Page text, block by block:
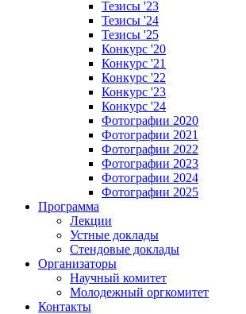
Тезисы '23
Тезисы '24
Тезисы '25
Конкурс '20
Конкурс '21
Конкурс '22
Конкурс '23
Конкурс '24
Фотографии 2020
Фотографии 2021
Фотографии 2022
Фотографии 2023
Фотографии 2024
Фотографии 2025
Программа
Лекции
Устные доклады
Стендовые доклады
Организаторы
Научный комитет
Молодежный оргкомитет
Контакты